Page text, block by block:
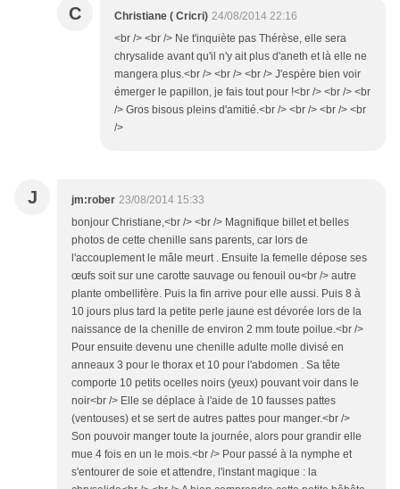
C Christiane ( Cricri) 24/08/2014 22:16
<br /> <br /> Ne t'inquiète pas Thérèse, elle sera
chrysalide avant qu'il n'y ait plus d'aneth et là elle ne
mangera plus.<br /> <br /> <br /> J'espère bien voir
émerger le papillon, je fais tout pour !<br /> <br /> <br
/> Gros bisous pleins d'amitié.<br /> <br /> <br /> <br
/>
J jm:rober 23/08/2014 15:33
bonjour Christiane,<br /> <br /> Magnifique billet et belles
photos de cette chenille sans parents, car lors de
l'accouplement le mâle meurt . Ensuite la femelle dépose ses
œufs soit sur une carotte sauvage ou fenouil ou<br /> autre
plante ombellifère. Puis la fin arrive pour elle aussi. Puis 8 à
10 jours plus tard la petite perle jaune est dévorée lors de la
naissance de la chenille de environ 2 mm toute poilue.<br />
Pour ensuite devenu une chenille adulte molle divisé en
anneaux 3 pour le thorax et 10 pour l'abdomen . Sa tête
comporte 10 petits ocelles noirs (yeux) pouvant voir dans le
noir<br /> Elle se déplace à l'aide de 10 fausses pattes
(ventouses) et se sert de autres pattes pour manger.<br />
Son pouvoir manger toute la journée, alors pour grandir elle
mue 4 fois en un le mois.<br /> Pour passé à la nymphe et
s'entourer de soie et attendre, l'instant magique : la